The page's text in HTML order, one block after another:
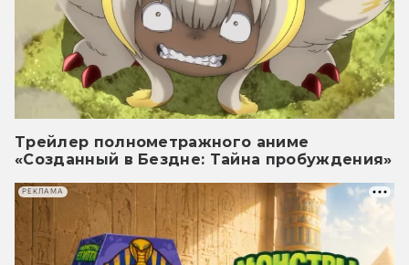
Трейлер полнометражного аниме
«Созданный в Бездне: Тайна пробуждения»
РЕКЛАМА